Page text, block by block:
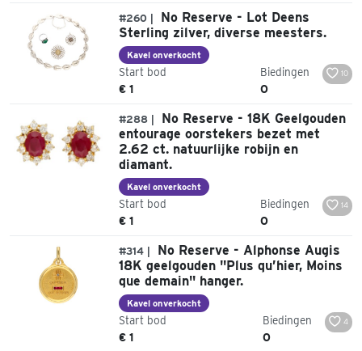
#260 |
No Reserve - Lot Deens
Sterling zilver, diverse meesters.
Kavel onverkocht
Start bod
€ 1
Biedingen
0
10
#288 |
No Reserve - 18K Geelgouden
entourage oorstekers bezet met
2.62 ct. natuurlijke robijn en
diamant.
Kavel onverkocht
Start bod
€ 1
Biedingen
0
14
#314 |
No Reserve - Alphonse Augis
18K geelgouden "Plus qu’hier, Moins
que demain" hanger.
Kavel onverkocht
Start bod
€ 1
Biedingen
0
4